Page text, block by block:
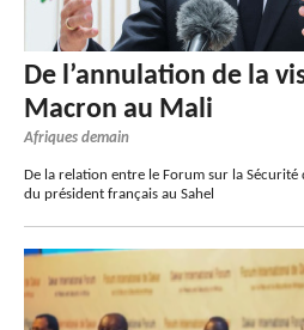
De l’annulation de la
Macron au Mali
Afriques demain
De la relation entre le Forum sur la Sécurité
du président français au Sahel